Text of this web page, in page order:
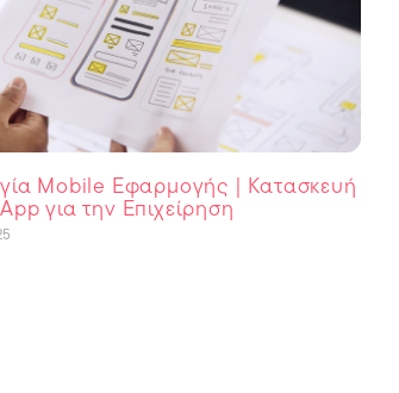
Mobile Εφαρμογής | Κατασκευή
για την Επιχείρηση